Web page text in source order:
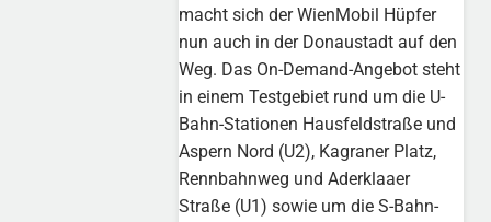
macht sich der WienMobil Hüpfer
nun auch in der Donaustadt auf den
Weg. Das On-Demand-Angebot steht
in einem Testgebiet rund um die U-
Bahn-Stationen Hausfeldstraße und
Aspern Nord (U2), Kagraner Platz,
Rennbahnweg und Aderklaaer
Straße (U1) sowie um die S-Bahn-